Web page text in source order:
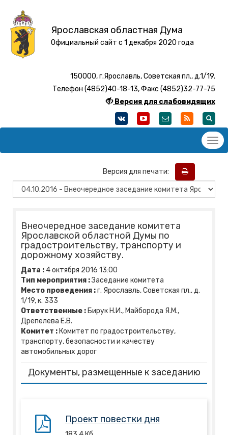
Ярославская областная Дума
Официальный сайт с 1 декабря 2020 года
150000, г.Ярославль, Советская пл., д.1/19.
Телефон (4852)40-18-13, Факс (4852)32-77-75
Версия для слабовидящих
Версия для печати:
Внеочередное заседание комитета
Ярославской областной Думы по
градостроительству, транспорту и
дорожному хозяйству.
Дата : 4октября 2016 13:00
Тип мероприятия :Заседание комитета
Место проведения :г. Ярославль, Советская пл., д.
1/19, к. 333
Ответственные : Бирук Н.И., Майборода Я.М.,
Дрепелева Е.В.
Комитет : Комитет по градостроительству,
транспорту, безопасности и качеству
автомобильных дорог
Документы, размещенные к заседанию
Проект повестки дня